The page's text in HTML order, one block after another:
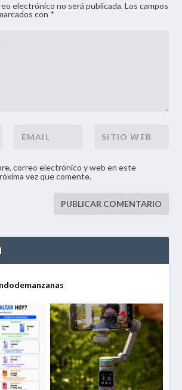
electrónico no será publicada. Los campos
con *
correo electrónico y web en este
vez que comente.